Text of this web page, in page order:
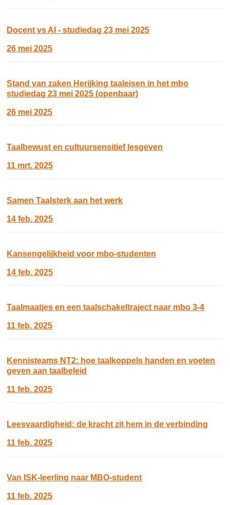
Docent vs AI - studiedag 23 mei 2025
26 mei 2025
Stand van zaken Herijking taaleisen in het mbo
studiedag 23 mei 2025 (openbaar)
26 mei 2025
Taalbewust en cultuursensitief lesgeven
11 mrt. 2025
Samen Taalsterk aan het werk
14 feb. 2025
Kansengelijkheid voor mbo-studenten
14 feb. 2025
Taalmaatjes en een taalschakeltraject naar mbo 3-4
11 feb. 2025
Kennisteams NT2: hoe taalkoppels handen en voeten
geven aan taalbeleid
11 feb. 2025
Leesvaardigheid: de kracht zit hem in de verbinding
11 feb. 2025
Van ISK-leerling naar MBO-student
11 feb. 2025